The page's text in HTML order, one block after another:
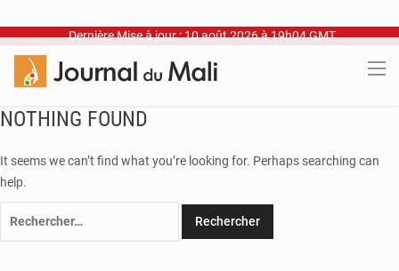
Dernière Mise à jour : 10 août 2026 à 19h04 GMT
NOTHING FOUND
It seems we can’t find what you’re looking for. Perhaps searching can
help.